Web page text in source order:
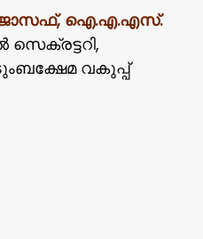
ജോസഫ്, ഐ.എ.എസ്.
സെക്രട്ടറി,
വകുപ്പ്